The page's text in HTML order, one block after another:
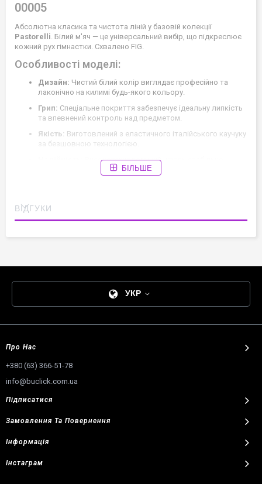
00005
Абсолютна класика та чистота ліній у базовій колекції
Pastorelli. Білий м'яч — це універсальний вибір, що підкреслює
кожний рух гімнастки. Схвалено FIG.
Особливості моделі:
Дизайн: Чистий білий колір виглядає професійно та
лаконічно на килимі будь-якого кольору.
Грип: Спеціальне покриття забезпечує ідеальну липкість
та впевнений контроль над предметом.
Якість: Виготовлений з еластичного італійського каучуку
за безшовною технологією.
Високотехнологічний ніпель стабільно
тримає тиск повітря всередині снаряда.
інвентарю у нашому блозі:
БІЛЬШЕ
ВІДГУКИ
УКР
Про Нас
+380 (63) 366-51-78
info@buclick.com.ua
Підписатися
Замовлення Та Повернення
Інформація
Інстаграм